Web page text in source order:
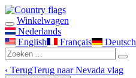
Winkelwagen
Nederlands
English
Français Deutsch
‹ TerugTerug naar Nevada vlag